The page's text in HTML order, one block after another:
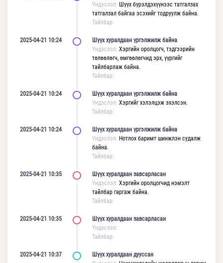
Үндэслэл: Шүүх бүрэлдэхүүнээс татгалзах
татгалзал байгаа эсэхийг тодруулж байна.
Тайлбар:
2025-04-21 10:24
Шүүх хуралдаан үргэлжилж байна
Үндэслэл: Хэргийн оролцогч, тэдгээрийн
төлөөлөгч, өмгөөлөгчид эрх, үүргийг
тайлбарлаж байна.
Тайлбар:
2025-04-21 10:24
Шүүх хуралдаан үргэлжилж байна
Үндэслэл: Хэргийг хэлэлцэж эхэлсэн.
Тайлбар:
2025-04-21 10:24
Шүүх хуралдаан үргэлжилж байна
Үндэслэл: Нотлох баримт шинжлэн судалж
байна.
Тайлбар:
2025-04-21 10:35
Шүүх хуралдаан завсарласан
Үндэслэл: Хэргийн оролцогчид нэмэлт
тайлбар гаргаж байна.
Тайлбар:
2025-04-21 10:35
Шүүх хуралдаан завсарласан
Үндэслэл:
Тайлбар:
2025-04-21 10:37
Шүүх хуралдаан дууссан